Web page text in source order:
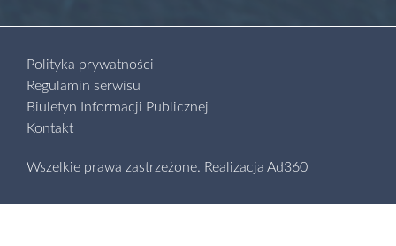
Polityka prywatności
Regulamin serwisu
Biuletyn Informacji Publicznej
Kontakt
Wszelkie prawa zastrzeżone. Realizacja Ad360